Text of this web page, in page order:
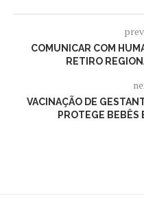
COMUNICAR COM
RETIRO
VACINAÇÃO DE
PROTEGE BEBÊS